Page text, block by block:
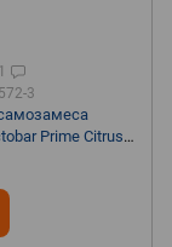
1
3
Prime Citrus
mg